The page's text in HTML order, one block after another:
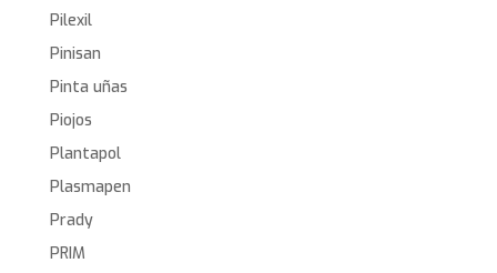
Pilexil
Pinisan
Pinta uñas
Piojos
Plantapol
Plasmapen
Prady
PRIM